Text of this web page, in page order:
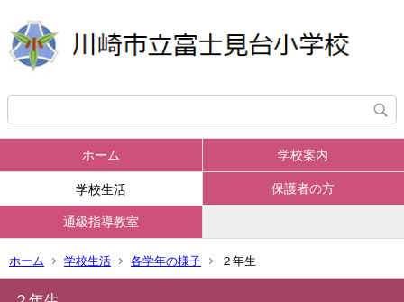
ホーム 学校案内
学校生活 保護者の方
通級指導教室
ホーム 学校生活 各学年の様子 ２年生